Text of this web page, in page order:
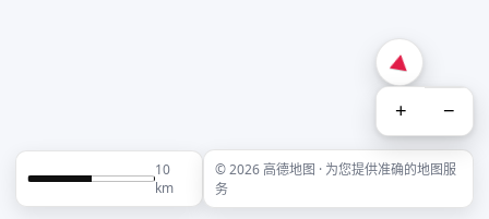
+ −
10
km
© 2026 高德地图 · 为您提供准确的地图服
务